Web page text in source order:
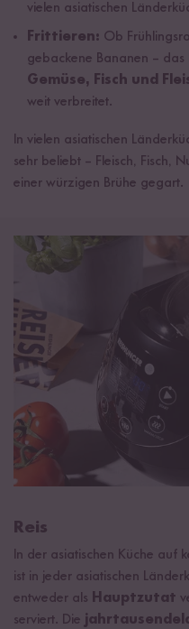
vielen asiatischen
Frittieren: Ob
gebackene Bananen – das
Gemüse, Fisch und
weit verbreitet.
In vielen asiatischen
sehr beliebt – Fleisch, Fisch,
einer würzigen Brühe gegart.
Reis
In der asiatischen Küche auf
ist in jeder asiatischen
entweder als Hauptzutat
serviert. Die